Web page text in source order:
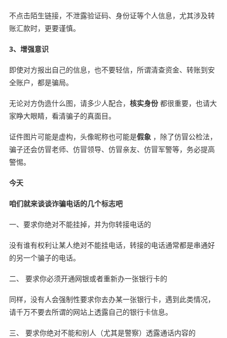
不点击陌生链接，不泄露验证码、身份证等个人信息，尤其涉及转
账汇款时，更要谨慎。
3、增强意识
即使对方报出自己的信息，也不要轻信，所谓清查资金、转账到安
全账户，都是骗局。
无论对方伪造什么图，请多少人配合， 核实身份都很重要，也请大
家睁大眼睛，看清骗子的真面目。
证件图片可能是虚构，头像昵称也可能是假象，除了仿冒公检法，
骗子还会仿冒老师、仿冒领导、仿冒亲友、仿冒军警等，务必提高
警惕。
今天
咱们就来谈谈诈骗电话的几个标志吧
一、要求你绝对不能挂掉，并为你转接电话的
没有谁有权利让某人绝对不能挂电话，转接的电话通常都是串通好
的另一个骗子的电话。
二、 要求你必须开通网银或者重新办一张银行卡的
同样，没有人会强制性要求你去办某一张银行卡，遇到此类情况，
请千万不要去所谓的网站上透露自己的银行卡信息。
三、 要求你绝对不能和别人（尤其是警察）透露通话内容的